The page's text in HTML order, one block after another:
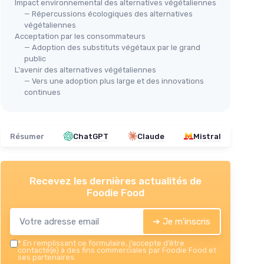
planet (English Edition)
★★★★★
★★★★★ 4,5/5 — 351 avis
Impact environnemental des alternatives végétaliennes
— Répercussions écologiques des alternatives
végétaliennes
Acceptation par les consommateurs
— Adoption des substituts végétaux par le grand
public
L'avenir des alternatives végétaliennes
— Vers une adoption plus large et des innovations
continues
Résumer ChatGPT Claude Mistral
Recevez les dernières actualités de
Foodie Food
➔ Je m'inscris
* En remplissant ce formulaire, j’accepte d’être
contacté(e) à des fins commerciales par Foodie Food et
ses partenaires.